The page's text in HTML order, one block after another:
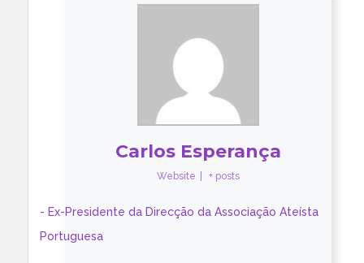
Carlos Esperança
Website + posts
- Ex-Presidente da Direcção da Associação Ateísta
Portuguesa